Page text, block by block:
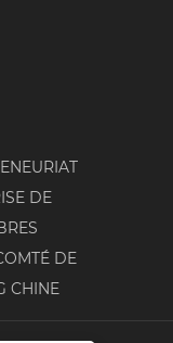
DE
DE
CHINE